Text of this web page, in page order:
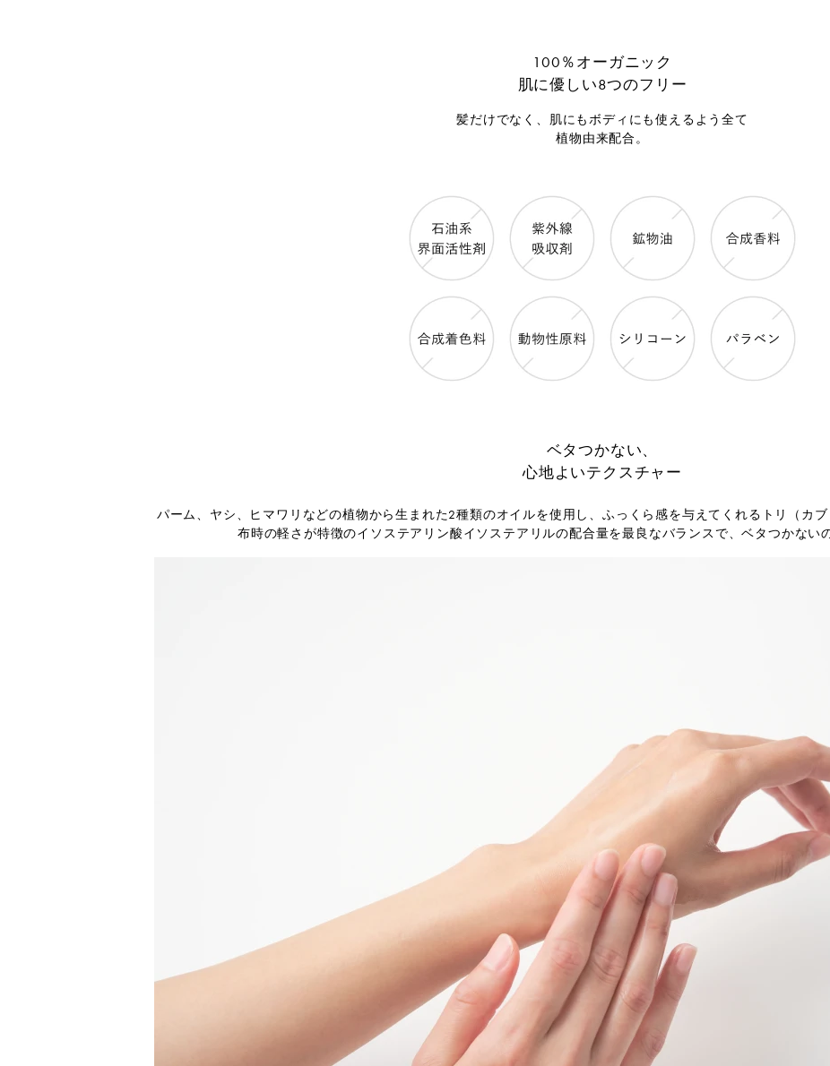
100％オーガニック
肌に優しい8つのフリー
髪だけでなく、肌にもボディにも使えるよう全て
植物由来配合。
ベタつかない、
心地よいテクスチャー
パーム、ヤシ、ヒマワリなどの植物から生まれた2種類のオイルを使用し、ふっくら感を与えてくれるトリ（カ
布時の軽さが特徴のイソステアリン酸イソステアリルの配合量を最良なバランスで、ベタつかない